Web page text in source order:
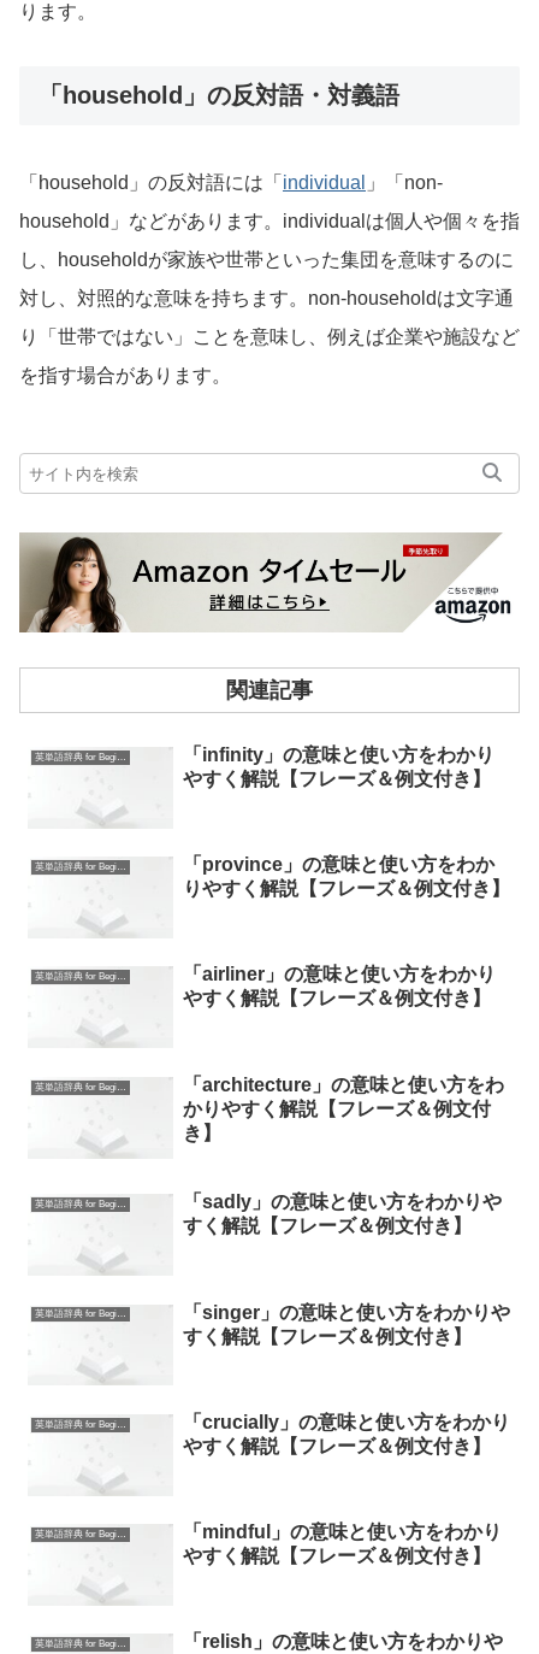
ります。
「household」の反対語・対義語
「household」の反対語には「 individual
」「non-
household」などがあります。individualは個人や個々を指
し、householdが家族や世帯といった集団を意味するのに
対し、対照的な意味を持ちます。non-householdは文字通
り「世帯ではない」ことを意味し、例えば企業や施設など
を指す場合があります。
関連記事
英単語辞典 for Beginners
「infinity」の意味と使い方をわかり
やすく解説【フレーズ＆例文付き】
英単語辞典 for Beginners
「province」の意味と使い方をわか
りやすく解説【フレーズ＆例文付き】
英単語辞典 for Beginners
「airliner」の意味と使い方をわかり
やすく解説【フレーズ＆例文付き】
英単語辞典 for Beginners
「architecture」の意味と使い方をわ
かりやすく解説【フレーズ＆例文付
き】
英単語辞典 for Beginners
「sadly」の意味と使い方をわかりや
すく解説【フレーズ＆例文付き】
英単語辞典 for Beginners
「singer」の意味と使い方をわかりや
すく解説【フレーズ＆例文付き】
英単語辞典 for Beginners
「crucially」の意味と使い方をわかり
やすく解説【フレーズ＆例文付き】
英単語辞典 for Beginners
「mindful」の意味と使い方をわかり
やすく解説【フレーズ＆例文付き】
英単語辞典 for Beginners
「relish」の意味と使い方をわかりや